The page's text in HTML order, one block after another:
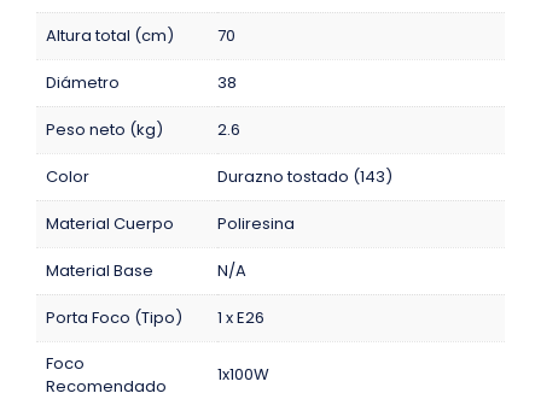
Altura total (cm) 70
Diámetro 38
Peso neto (kg) 2.6
Color Durazno tostado (143)
Material Cuerpo Poliresina
Material Base N/A
Porta Foco (Tipo)
1 x E26
Foco
Recomendado
1x100W